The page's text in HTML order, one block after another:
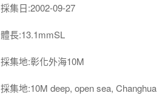
採集日:2002-09-27
體長:13.1mmSL
採集地:彰化外海10M
採集地:10M deep, open sea, Changhua